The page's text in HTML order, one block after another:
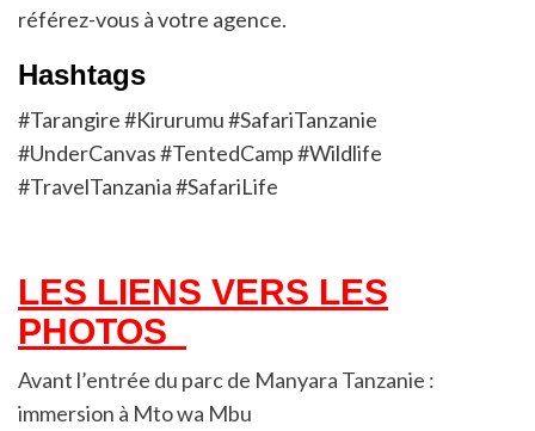
référez-vous à votre agence.
Hashtags
#Tarangire #Kirurumu #SafariTanzanie
#UnderCanvas #TentedCamp #Wildlife
#TravelTanzania #SafariLife
LES LIENS VERS LES
PHOTOS
Avant l’entrée du parc de Manyara Tanzanie :
immersion à Mto wa Mbu